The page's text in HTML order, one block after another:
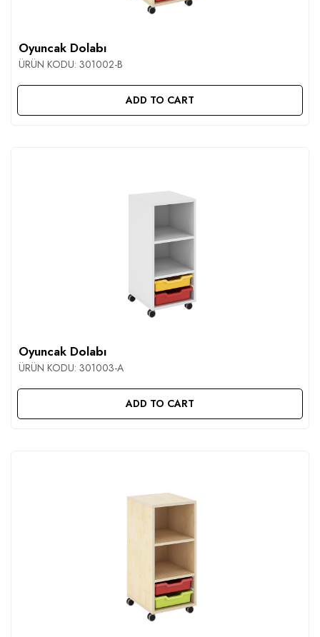
Oyuncak Dolabı
ÜRÜN KODU: 301002-B
ADD TO CART
Oyuncak Dolabı
ÜRÜN KODU: 301003-A
ADD TO CART